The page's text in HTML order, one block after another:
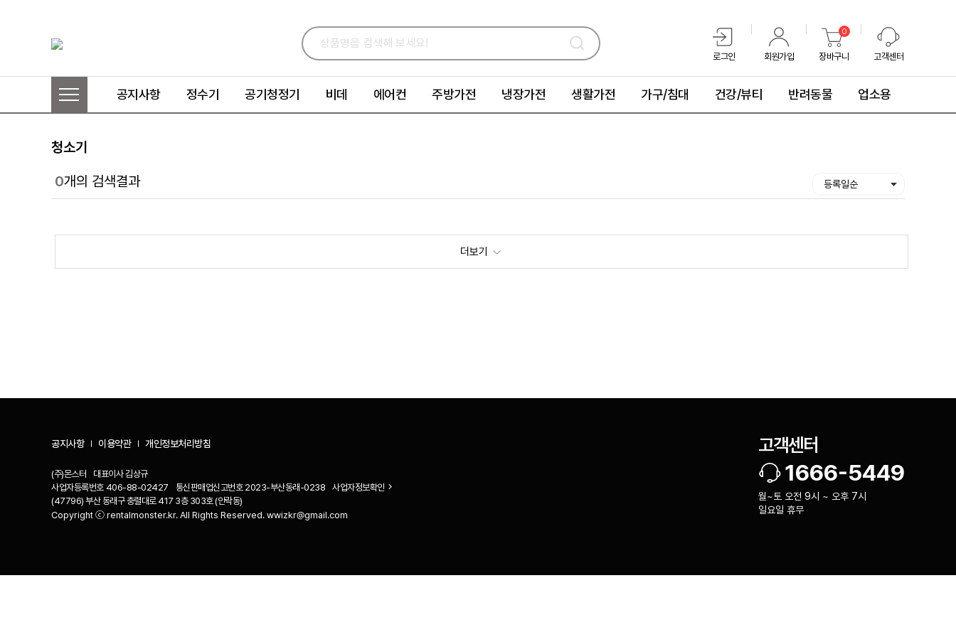
로그인 회원가입
0
장바구니 고객센터
공지사항 정수기 공기청정기 비데 에어컨 주방가전 냉장가전 생활가전 가구/침대 건강/뷰티 반려동물 업소용
청소기
0개의 검색결과 등록일순
더보기
공지사항 이용약관 개인정보처리방침
(주)몬스터 대표이사 김상규
사업자등록번호 406-88-02427 통신판매업신고번호 2023-부산동래-0238
사업자정보확인
(47796) 부산 동래구 충렬대로 417 3층 303호 (안락동)
Copyright ⓒ rentalmonster.kr. All Rights Reserved. wwizkr@gmail.com
고객센터
1666-5449
월~토 오전 9시 ~ 오후 7시
일요일 휴무